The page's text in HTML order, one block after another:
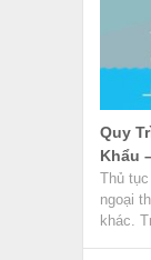
Quy
Khẩu
Thủ
ngoại
khác.